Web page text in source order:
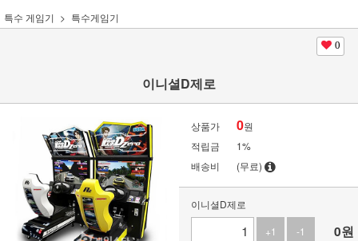
특수 게임기 특수게임기
0
이니셜D제로
상품가 0원
적립금
1%
배송비
(무료)
이니셜D제로
+1
-1 0원